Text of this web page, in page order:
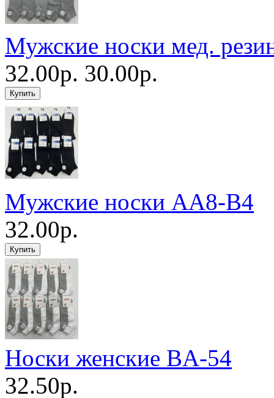
Мужские носки мед.
32.00р. 30.00р.
Мужские носки AA8-B4
32.00р.
Носки женские BA-54
32.50р.